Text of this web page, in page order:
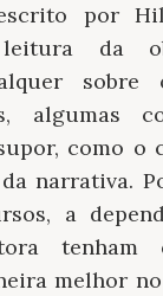
por
da
algumas
como o
narrativa.
a
tenham
melhor